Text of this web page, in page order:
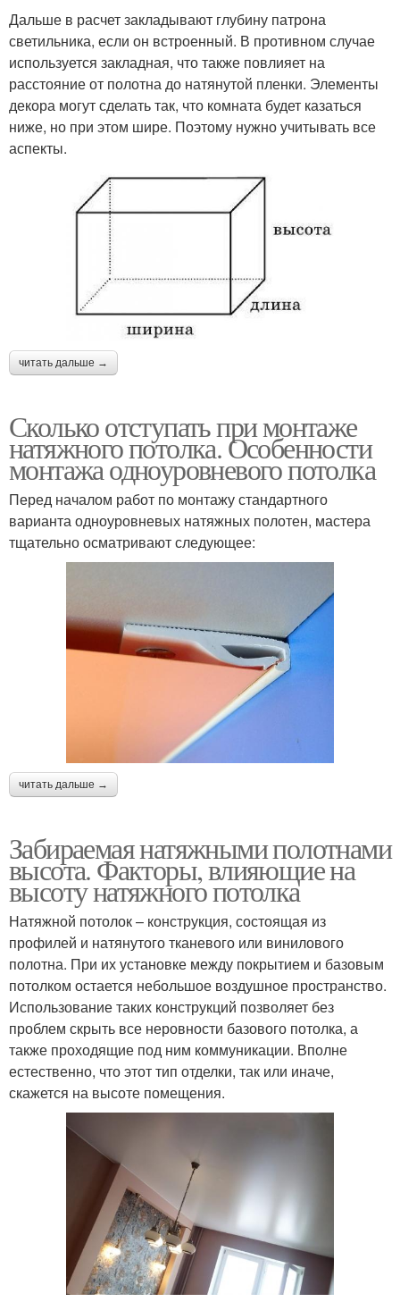
Дальше в расчет закладывают глубину патрона
светильника, если он встроенный. В противном случае
используется закладная, что также повлияет на
расстояние от полотна до натянутой пленки. Элементы
декора могут сделать так, что комната будет казаться
ниже, но при этом шире. Поэтому нужно учитывать все
аспекты.
читать дальше →
Сколько отступать при монтаже
натяжного потолка. Особенности
монтажа одноуровневого потолка
Перед началом работ по монтажу стандартного
варианта одноуровневых натяжных полотен, мастера
тщательно осматривают следующее:
читать дальше →
Забираемая натяжными полотнами
высота. Факторы, влияющие на
высоту натяжного потолка
Натяжной потолок – конструкция, состоящая из
профилей и натянутого тканевого или винилового
полотна. При их установке между покрытием и базовым
потолком остается небольшое воздушное пространство.
Использование таких конструкций позволяет без
проблем скрыть все неровности базового потолка, а
также проходящие под ним коммуникации. Вполне
естественно, что этот тип отделки, так или иначе,
скажется на высоте помещения.